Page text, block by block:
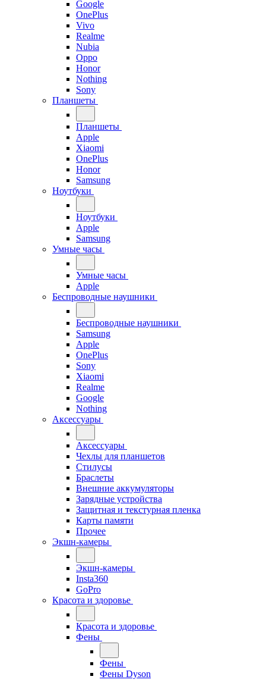
Google
OnePlus
Vivo
Realme
Nubia
Oppo
Honor
Nothing
Sony
Планшеты
Планшеты
Apple
Xiaomi
OnePlus
Honor
Samsung
Ноутбуки
Ноутбуки
Apple
Samsung
Умные часы
Умные часы
Apple
Беспроводные наушники
Беспроводные наушники
Samsung
Apple
OnePlus
Sony
Xiaomi
Realme
Google
Nothing
Аксессуары
Аксессуары
Чехлы для планшетов
Стилусы
Браслеты
Внешние аккумуляторы
Зарядные устройства
Защитная и текстурная пленка
Карты памяти
Прочее
Экшн-камеры
Экшн-камеры
Insta360
GoPro
Красота и здоровье
Красота и здоровье
Фены
Фены
Фены Dyson